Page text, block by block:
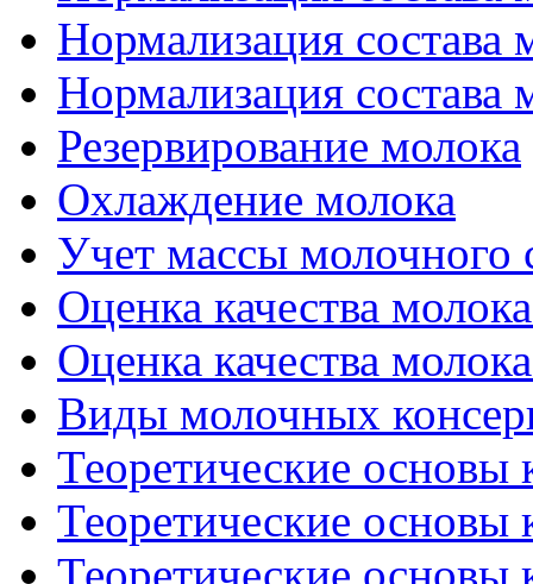
Нормализация состава
Нормализация состава
Резервирование молока
Охлаждение молока
Учет массы молочного
Оценка качества
Оценка качества
Виды молочных
Теоретические основы
Теоретические основы
Теоретические основы